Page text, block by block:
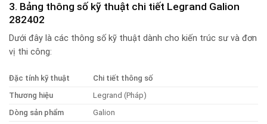
3. Bảng thông số kỹ thuật chi tiết Legrand Galion
282402
Dưới đây là các thông số kỹ thuật dành cho kiến trúc sư và đơn
vị thi công:
Đặc tính kỹ thuật
Chi tiết thông số
Thương hiệu
Legrand (Pháp)
Dòng sản phẩm
Galion